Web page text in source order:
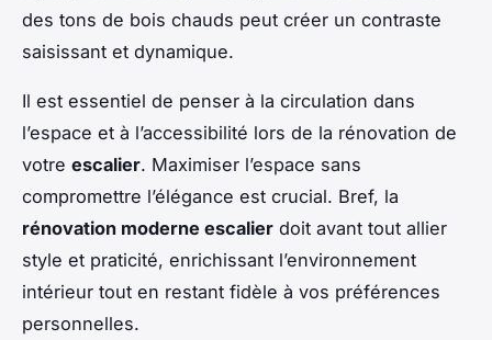
des tons de bois chauds peut créer un contraste
saisissant et dynamique.
Il est essentiel de penser à la circulation dans
l’espace et à l’accessibilité lors de la rénovation de
votre escalier. Maximiser l’espace sans
compromettre l’élégance est crucial. Bref, la
rénovation moderne escalier doit avant tout allier
style et praticité, enrichissant l’environnement
intérieur tout en restant fidèle à vos préférences
personnelles.